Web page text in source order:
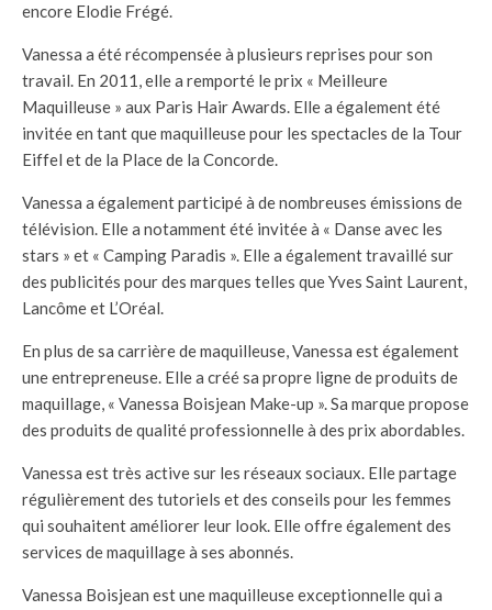
encore Elodie Frégé.
Vanessa a été récompensée à plusieurs reprises pour son
travail. En 2011, elle a remporté le prix « Meilleure
Maquilleuse » aux Paris Hair Awards. Elle a également été
invitée en tant que maquilleuse pour les spectacles de la Tour
Eiffel et de la Place de la Concorde.
Vanessa a également participé à de nombreuses émissions de
télévision. Elle a notamment été invitée à « Danse avec les
stars » et « Camping Paradis ». Elle a également travaillé sur
des publicités pour des marques telles que Yves Saint Laurent,
Lancôme et L’Oréal.
En plus de sa carrière de maquilleuse, Vanessa est également
une entrepreneuse. Elle a créé sa propre ligne de produits de
maquillage, « Vanessa Boisjean Make-up ». Sa marque propose
des produits de qualité professionnelle à des prix abordables.
Vanessa est très active sur les réseaux sociaux. Elle partage
régulièrement des tutoriels et des conseils pour les femmes
qui souhaitent améliorer leur look. Elle offre également des
services de maquillage à ses abonnés.
Vanessa Boisjean est une maquilleuse exceptionnelle qui a